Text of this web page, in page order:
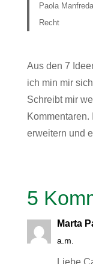
Paola
Recht
Aus den 7
ich min mir
Schreibt mir
Kommentaren.
erweitern und
5
Marta
a.m.
Liebe